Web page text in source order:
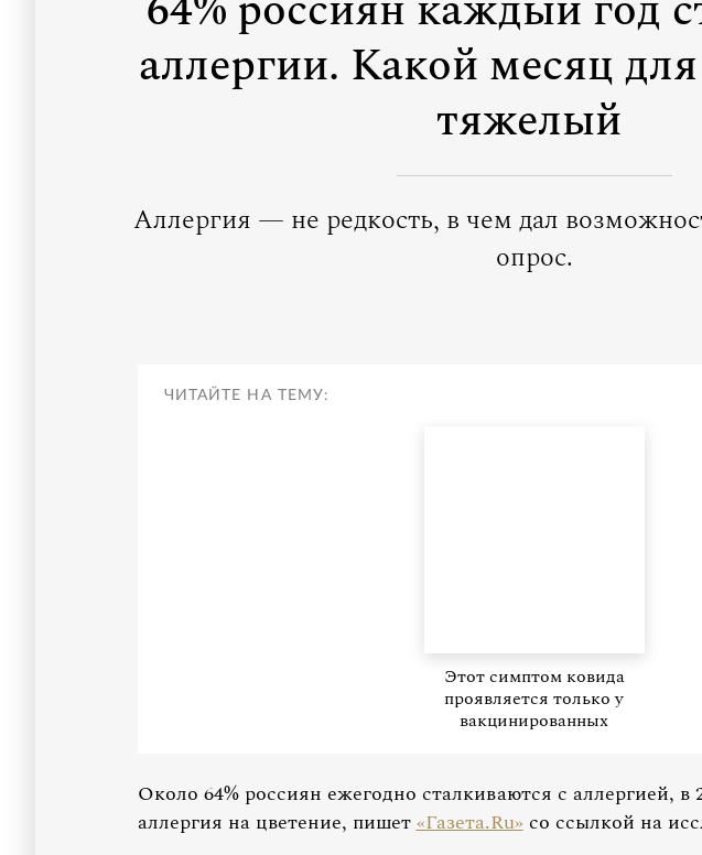
аллергии. Какой месяц
тяжелый
Аллергия — не редкость, в чем дал
опрос.
ЧИТАЙТЕ НА ТЕМУ:
Этот симптом ковида
проявляется только у
вакцинированных
Около 64% россиян ежегодно сталкиваются с аллергией, в
аллергия на цветение, пишет«Газета.Ru»со ссылкой на